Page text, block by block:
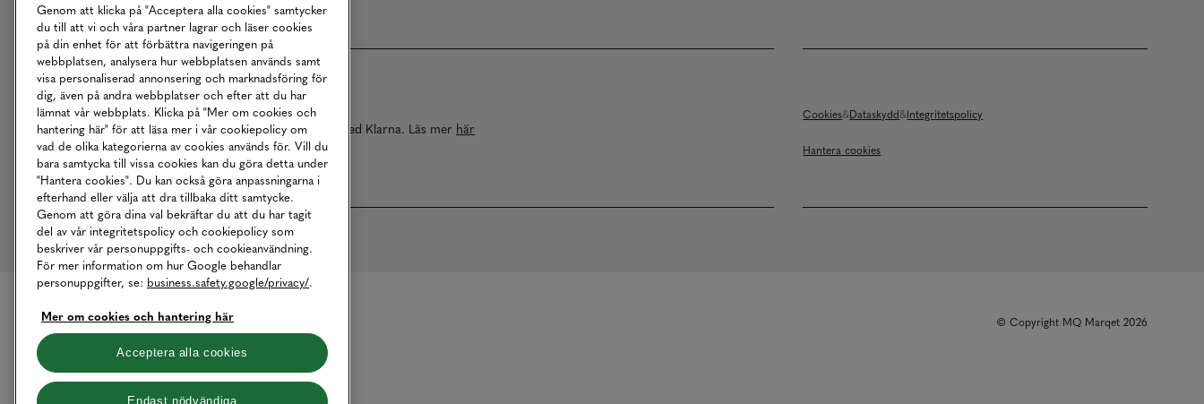
Betalningar online sköts i samarbete med Klarna. Läs mer här
Cookies Dataskydd Integritetspolicy
Hantera cookies
© Copyright MQ Marqet 2026
Genom att klicka på "Acceptera alla cookies" samtycker
du till att vi och våra partner lagrar och läser cookies
på din enhet för att förbättra navigeringen på
webbplatsen, analysera hur webbplatsen används samt
visa personaliserad annonsering och marknadsföring för
dig, även på andra webbplatser och efter att du har
lämnat vår webbplats. Klicka på "Mer om cookies och
hantering här" för att läsa mer i vår cookiepolicy om
vad de olika kategorierna av cookies används för. Vill du
bara samtycka till vissa cookies kan du göra detta under
"Hantera cookies". Du kan också göra anpassningarna i
efterhand eller välja att dra tillbaka ditt samtycke.
Genom att göra dina val bekräftar du att du har tagit
del av vår integritetspolicy och cookiepolicy som
beskriver vår personuppgifts- och cookieanvändning.
För mer information om hur Google behandlar
personuppgifter, se: business.safety.google/privacy/.
Mer om cookies och hantering här
Acceptera alla cookies
Endast nödvändiga